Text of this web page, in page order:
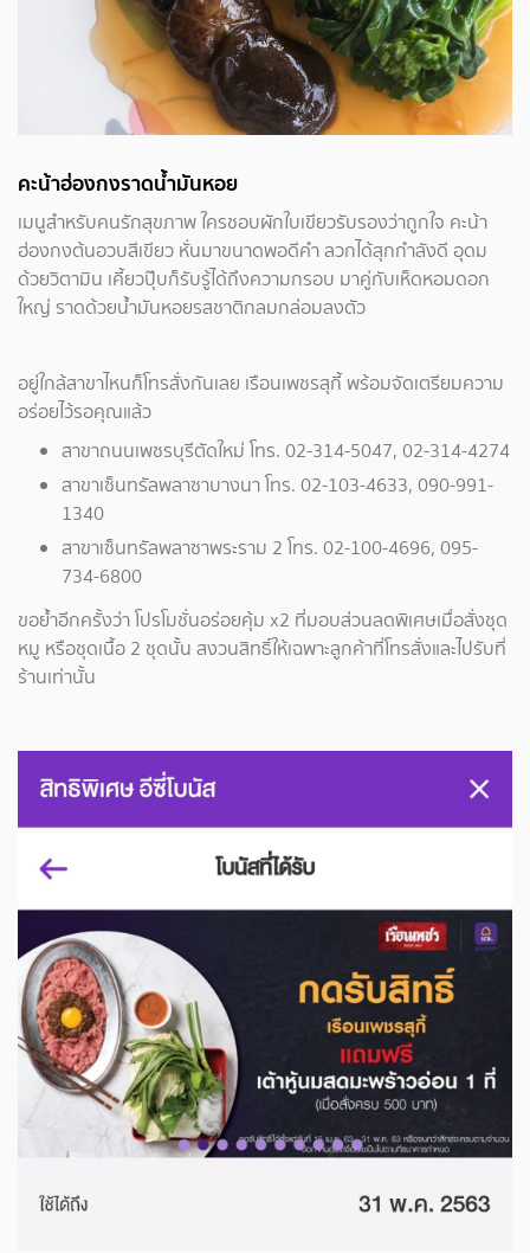
คะน้าฮ่องกงราดน้ำมันหอย
เมนูสำหรับคนรักสุขภาพ ใครชอบผักใบเขียวรับรองว่าถูกใจ คะน้า
ฮ่องกงต้นอวบสีเขียว หั่นมาขนาดพอดีคำ ลวกได้สุกกำลังดี อุดม
ด้วยวิตามิน เคี้ยวปุ๊บก็รับรู้ได้ถึงความกรอบ มาคู่กับเห็ดหอมดอก
ใหญ่ ราดด้วยน้ำมันหอยรสชาติกลมกล่อมลงตัว
อยู่ใกล้สาขาไหนก็โทรสั่งกันเลย เรือนเพชรสุกี้ พร้อมจัดเตรียมความ
อร่อยไว้รอคุณแล้ว
สาขาถนนเพชรบุรีตัดใหม่ โทร. 02-314-5047, 02-314-4274
สาขาเซ็นทรัลพลาซาบางนา โทร. 02-103-4633, 090-991-
1340
สาขาเซ็นทรัลพลาซาพระราม 2 โทร. 02-100-4696, 095-
734-6800
ขอย้ำอีกครั้งว่า โปรโมชั่นอร่อยคุ้ม x2 ที่มอบส่วนลดพิเศษเมื่อสั่งชุด
หมู หรือชุดเนื้อ 2 ชุดนั้น สงวนสิทธิ์ให้เฉพาะลูกค้าที่โทรสั่งและไปรับที่
ร้านเท่านั้น